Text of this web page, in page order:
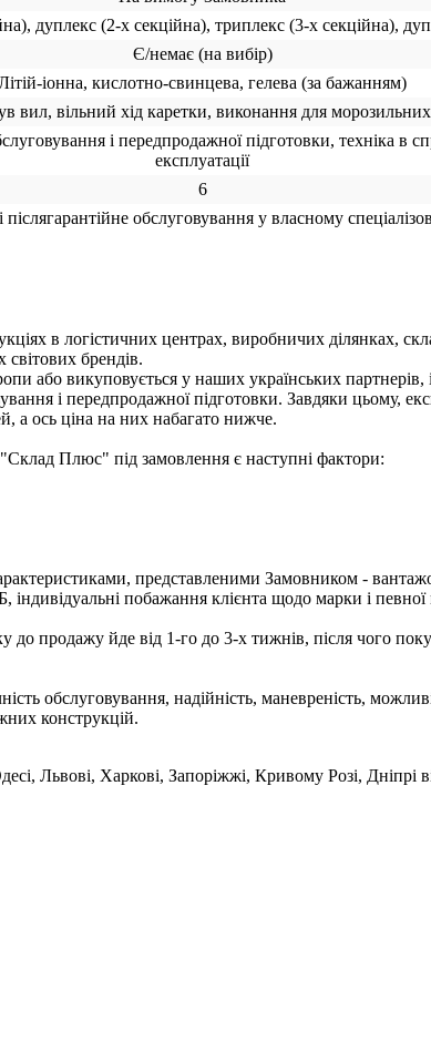
дуплекс (2-х секційна), триплекс (3-х секційна),
Є/немає (на вибір)
іонна, кислотно-свинцева, гелева (за бажанням)
вил, вільний хід каретки, виконання для
і передпродажної підготовки, техніка в
експлуатації
6
обслуговування у власному
в логістичних центрах, виробничих ділянках,
брендів.
або викуповується у наших українських партнерів,
і передпродажної підготовки. Завдяки цьому,
а ось ціна на них набагато нижче.
Плюс" під замовлення є наступні фактори:
представленими Замовником -
побажання клієнта щодо марки і
до продажу йде від 1-го до 3-х тижнів, після чого
обслуговування, надійність, маневреність,
конструкцій.
Львові, Харкові, Запоріжжі, Кривому Розі,